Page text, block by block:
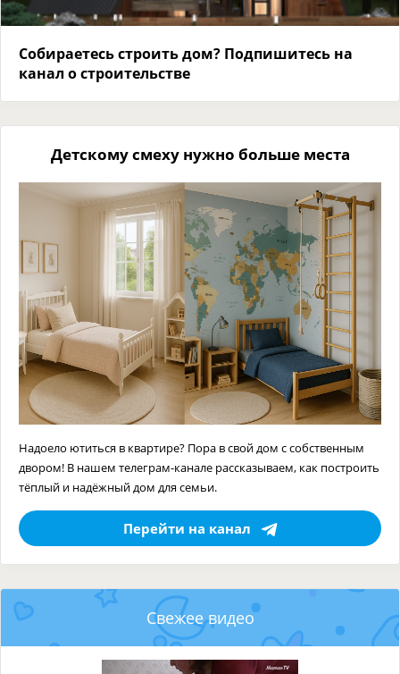
Собираетесь строить дом? Подпишитесь на
канал о строительстве
Детскому смеху нужно больше места
Надоело ютиться в квартире? Пора в свой дом с собственным
двором! В нашем телеграм-канале рассказываем, как построить
тёплый и надёжный дом для семьи.
Перейти на канал
Свежее видео